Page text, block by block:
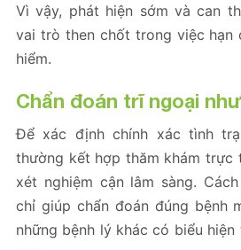
Vì vậy, phát hiện sớm và can
vai trò then chốt trong việc hạn
hiểm.
Chẩn đoán trĩ ngoại
Để xác định chính xác tình
thường kết hợp thăm khám trực
xét nghiệm cận lâm sàng.
chỉ giúp chẩn đoán đúng bệnh
những bệnh lý khác có biểu